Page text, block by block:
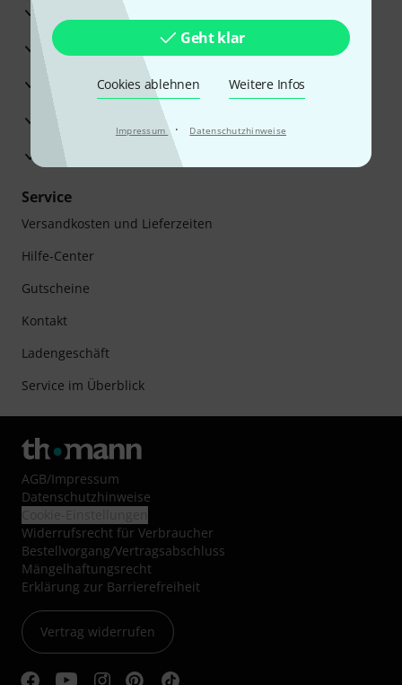
Geht klar
Cookies ablehnen Weitere Infos
Impressum · Datenschutzhinweise
30 Tage Money-Back-Garantie
Reparaturservice
Beratung durch Fachexperten
Zufriedenheitsgarantie
Europas größtes Versandlager
Service
Versandkosten und Lieferzeiten
Hilfe-Center
Gutscheine
Kontakt
Ladengeschäft
Service im Überblick
AGB/Impressum
Datenschutzhinweise
Widerrufsrecht für Verbraucher
Bestellvorgang/Vertragsabschluss
Mängelhaftungsrecht
Erklärung zur Barrierefreiheit
Vertrag widerrufen